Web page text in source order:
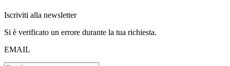
Iscriviti alla newsletter
Si è verificato un errore durante la tua richiesta.
EMAIL